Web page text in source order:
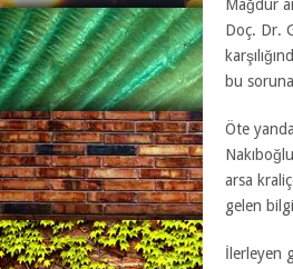
Mağdur
Doç. Dr.
bu
Öte
arsa
gelen
İlerleyen